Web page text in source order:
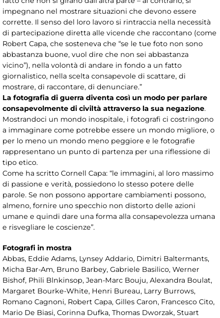
impegnano nel mostrare situazioni che devono essere
corrette. Il senso del loro lavoro si rintraccia nella necessità
di partecipazione diretta alle vicende che raccontano (come
Robert Capa, che sosteneva che “se le tue foto non sono
abbastanza buone, vuol dire che non sei abbastanza
vicino”), nella volontà di andare in fondo a un fatto
giornalistico, nella scelta consapevole di scattare, di
mostrare, di raccontare, di denunciare.”
La fotografia di guerra diventa così un modo per parlare
consapevolmente di civiltà attraverso la sua negazione.
Mostrandoci un mondo inospitale, i fotografi ci costringono
a immaginare come potrebbe essere un mondo migliore, o
per lo meno un mondo meno peggiore e le fotografie
rappresentano un punto di partenza per una riflessione di
tipo etico.
Come ha scritto Cornell Capa: “le immagini, al loro massimo
di passione e verità, possiedono lo stesso potere delle
parole. Se non possono apportare cambiamenti possono,
almeno, fornire uno specchio non distorto delle azioni
umane e quindi dare una forma alla consapevolezza umana
e risvegliare le coscienze”.
Fotografi in mostra
Abbas, Eddie Adams, Lynsey Addario, Dimitri Baltermants,
Micha Bar-Am, Bruno Barbey, Gabriele Basilico, Werner
Bishof, Phili Blnkinsop, Jean-Marc Bouju, Alexandra Boulat,
Margaret Bourke-White, Henri Bureau, Larry Burrows,
Romano Cagnoni, Robert Capa, Gilles Caron, Francesco Cito,
Mario De Biasi, Corinna Dufka, Thomas Dworzak, Stuart